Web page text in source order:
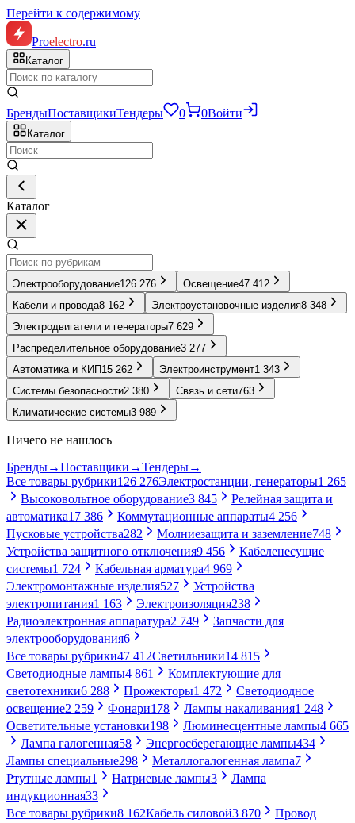
Перейти к содержимому
Proelectro.ru
Каталог
БрендыПоставщикиТендеры 0 0Войти
Каталог
Каталог
Электрооборудование126 276 Освещение47 412
Кабели и провода8 162 Электроустановочные изделия8 348
Электродвигатели и генераторы7 629
Распределительное оборудование3 277
Автоматика и КИП 15 262 Электроинструмент1 343
Системы безопасности2 380 Связь и сети763
Климатические системы3 989
Ничего не нашлось
Бренды→Поставщики →Тендеры→
Все товары рубрики126 276Электростанции, генераторы1 265
Высоковольтное оборудование3 845
Релейная защита и
автоматика17 386 Коммутационные аппараты4 256
Пусковые устройства282 Молниезащита и заземление748
Устройства защитного отключения9 456
Кабеленесущие
системы1 724 Кабельная арматура4 969
Электромонтажные изделия527
Устройства
электропитания1 163 Электроизоляция238
Радиоэлектронная аппаратура2 749
Запчасти для
электрооборудования6
Все товары рубрики47 412Светильники14 815
Светодиодные лампы4 861
Комплектующие для
светотехники6 288 Прожекторы1 472
Светодиодное
освещение2 259 Фонари178 Лампы накаливания1 248
Осветительные установки198 Люминесцентные лампы4 665
Лампа галогенная58 Энергосберегающие лампы434
Лампы специальные298 Металлогалогенная лампа7
Ртутные лампы1 Натриевые лампы3
Лампа
индукционная33
Все товары рубрики8 162Кабель силовой3 870
Провод